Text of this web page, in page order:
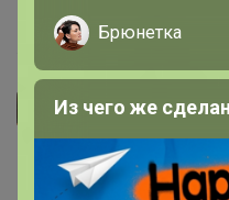
14 ноября, 2025 18:27
ЕкатеринаСчасливая
Промахнулась с
продать. Заказывала S